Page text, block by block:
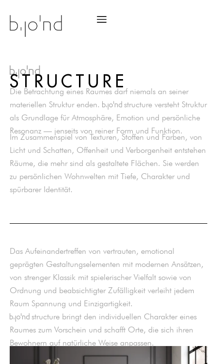
bjond
STRUCTURE
Die Betrachtung eines Raumes darf niemals an seiner
materiellen Struktur enden. bjondstructure versteht Struktur
als Grundlage für Atmosphäre, Emotion und persönliche
Resonanz — jenseits von reiner Form und Funktion.
Im Zusammenspiel von Texturen, Stoffen und Farben, von
Licht und Schatten, Offenheit und Verborgenheit entstehen
Räume, die mehr sind als gestaltete Flächen. Sie werden
zu persönlichen Wohnwelten mit Tiefe, Charakter und
spürbarer Identität.
Das Aufeinandertreffen von vertrauten, emotional
geprägten Gestaltungselementen mit modernen Ansätzen,
von strenger Klassik mit spielerischer Vielfalt sowie von
Ordnung und beabsichtigter Zufälligkeit verleiht jedem
Raum Spannung und Einzigartigkeit.
bjondstructure bringt den individuellen Charakter eines
Raumes zum Vorschein und schafft Orte, die sich ihren
Bewohnern auf natürliche Weise anpassen.